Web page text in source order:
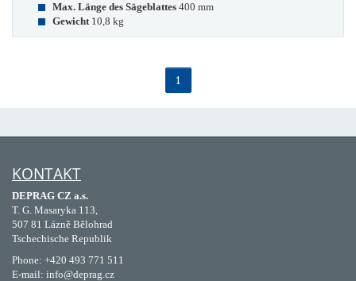
Max. Länge des Sägeblattes 400 mm
Gewicht 10,8 kg
1
KONTAKT
DEPRAG CZ a.s.
T. G. Masaryka 113,
507 81 Lázně Bělohrad
Tschechische Republik
Phone: +420 493 771 511
E-mail: info@deprag.cz